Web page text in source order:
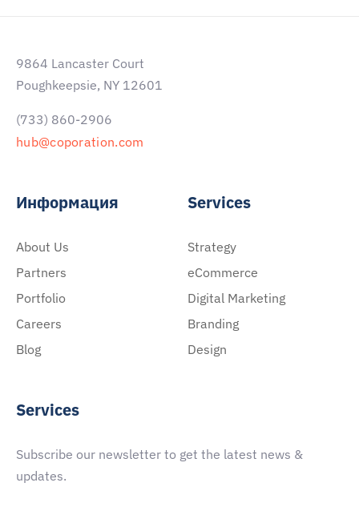
9864 Lancaster Court
Poughkeepsie, NY 12601
(733) 860-2906
hub@coporation.com
Информация
About Us
Partners
Portfolio
Careers
Blog
Services
Strategy
eCommerce
Digital Marketing
Branding
Design
Services
Subscribe our newsletter to get the latest news &
updates.